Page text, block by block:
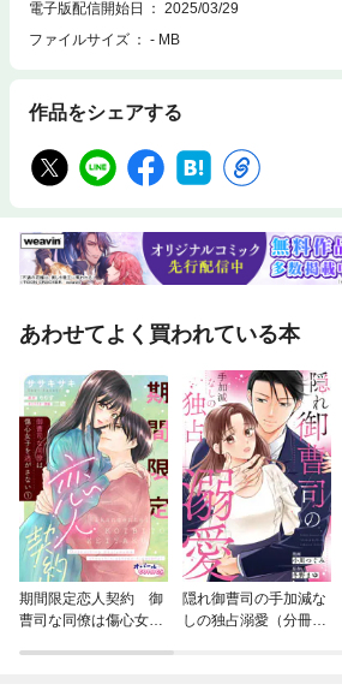
電子版配信開始日
2025/03/29
ファイルサイズ
- MB
作品をシェアする
あわせてよく買われている本
期間限定恋人契約 御
曹司な同僚は傷心女子
隠れ御曹司の手加減な
しの独占溺愛（分冊